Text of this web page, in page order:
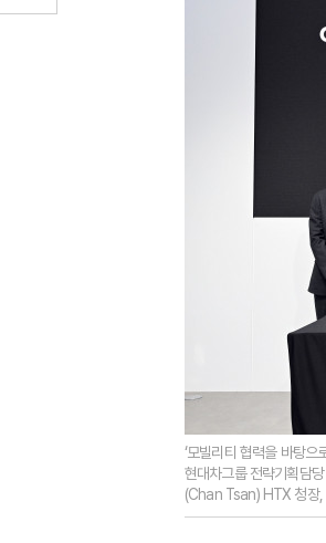
‘모빌리티 협력을 바탕
현대차그룹 전략기획담
(Chan Tsan) HTX 청장,